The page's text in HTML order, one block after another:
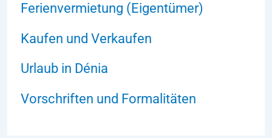
Ferienvermietung (Eigentümer)
Kaufen und Verkaufen
Urlaub in Dénia
Vorschriften und Formalitäten